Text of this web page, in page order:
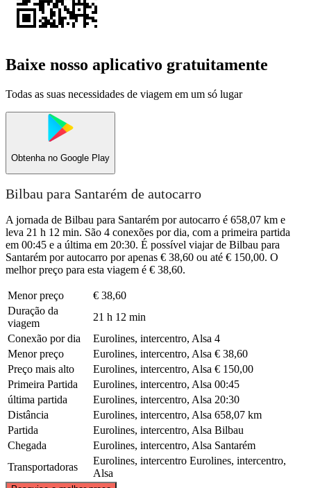
Baixe nosso aplicativo gratuitamente
Todas as suas necessidades de viagem em um só lugar
Obtenha no Google Play
Bilbau para Santarém de autocarro
A jornada de Bilbau para Santarém por autocarro é 658,07 km e
leva 21 h 12 min. São 4 conexões por dia, com a primeira partida
em 00:45 e a última em 20:30. É possível viajar de Bilbau para
Santarém por autocarro por apenas € 38,60 ou até € 150,00. O
melhor preço para esta viagem é € 38,60.
Menor preço
€ 38,60
Duração da
viagem
21 h 12 min
Conexão por dia
Eurolines, intercentro, Alsa 4
Menor preço
Eurolines, intercentro, Alsa € 38,60
Preço mais alto
Eurolines, intercentro, Alsa € 150,00
Primeira Partida
Eurolines, intercentro, Alsa 00:45
última partida
Eurolines, intercentro, Alsa 20:30
Distância
Eurolines, intercentro, Alsa 658,07 km
Partida
Eurolines, intercentro, Alsa Bilbau
Chegada
Eurolines, intercentro, Alsa Santarém
Transportadoras
Eurolines, intercentro Eurolines, intercentro,
Alsa